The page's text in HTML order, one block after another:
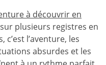
à découvrir en
plusieurs registres en
l’aventure, les
absurdes et les